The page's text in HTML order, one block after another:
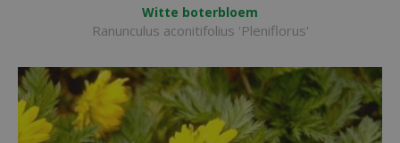
Witte boterbloem
Ranunculus aconitifolius 'Pleniflorus'